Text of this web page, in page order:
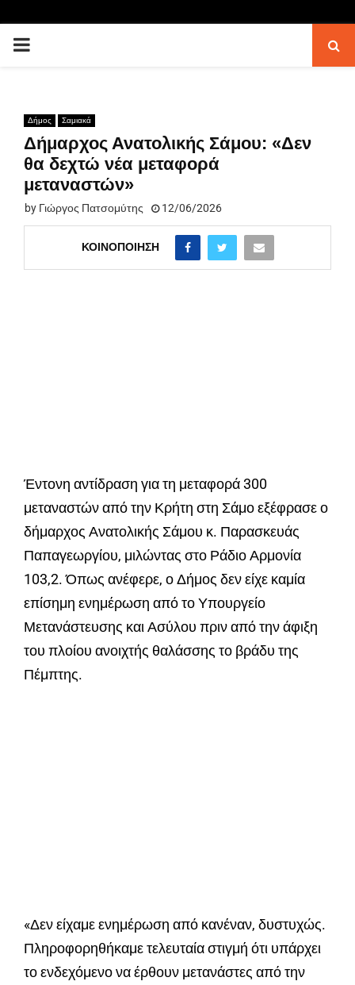
PRIMARY
Δήμος Σαμιακά
Δήμαρχος Ανατολικής Σάμου: «Δεν
θα δεχτώ νέα μεταφορά
μεταναστών»
by Γιώργος Πατσομύτης 12/06/2026
ΚΟΙΝΟΠΟΊΗΣΗ
Έντονη αντίδραση για τη μεταφορά 300
μεταναστών από την Κρήτη στη Σάμο εξέφρασε ο
δήμαρχος Ανατολικής Σάμου κ. Παρασκευάς
Παπαγεωργίου, μιλώντας στο Ράδιο Αρμονία
103,2. Όπως ανέφερε, ο Δήμος δεν είχε καμία
επίσημη ενημέρωση από το Υπουργείο
Μετανάστευσης και Ασύλου πριν από την άφιξη
του πλοίου ανοιχτής θαλάσσης το βράδυ της
Πέμπτης.
«Δεν είχαμε ενημέρωση από κανέναν, δυστυχώς.
Πληροφορηθήκαμε τελευταία στιγμή ότι υπάρχει
το ενδεχόμενο να έρθουν μετανάστες από την